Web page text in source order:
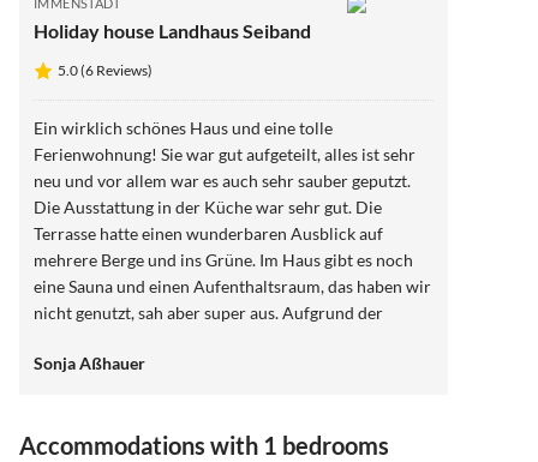
Holiday house Landhaus Seiband
5.0 (6 Reviews)
Ein wirklich schönes Haus und eine tolle
Ferienwohnung! Sie war gut aufgeteilt, alles ist sehr
neu und vor allem war es auch sehr sauber geputzt.
Die Ausstattung in der Küche war sehr gut. Die
Terrasse hatte einen wunderbaren Ausblick auf
mehrere Berge und ins Grüne. Im Haus gibt es noch
eine Sauna und einen Aufenthaltsraum, das haben wir
nicht genutzt, sah aber super aus. Aufgrund der
kann aber ein Brötchenservice in Anspruch
wirklich sehr freundlich und wirklich daran
Sonja Aßhauer
Accommodations with 1 bedrooms